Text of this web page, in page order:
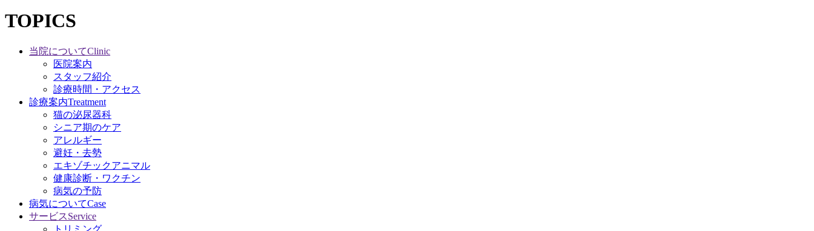
TOPICS
当院についてClinic
医院案内
スタッフ紹介
診療時間・アクセス
診療案内Treatment
猫の泌尿器科
シニア期のケア
アレルギー
避妊・去勢
エキゾチックアニマル
健康診断・ワクチン
病気の予防
病気についてCase
サービスService
トリミング